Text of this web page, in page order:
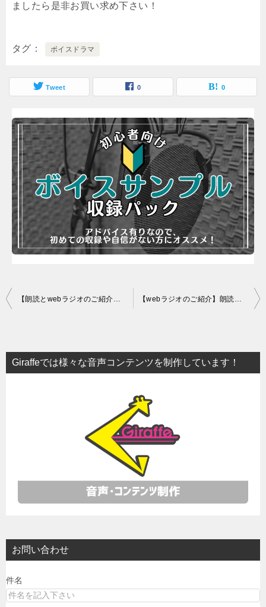
ましたら是非お買い求め下さい！
タグ ボイスドラマ
Tweet 0 0
投
ビ
ゲ
Giraffeでは様々な音声コンテンツを制作しています！
お問い合わせ
件名